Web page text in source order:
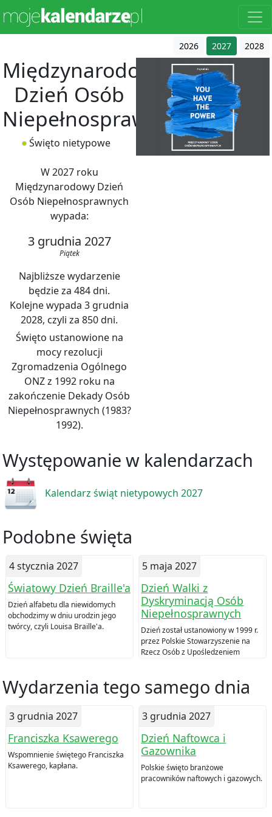
2026 2027 2028
Międzynarodowy
Dzień Osób
Niepełnosprawnych
Święto nietypowe
W 2027 roku
Międzynarodowy Dzień
Osób Niepełnosprawnych
wypada:
3 grudnia 2027
Piątek
Najbliższe wydarzenie
będzie za 484 dni.
Kolejne wypada 3 grudnia
2028, czyli za 850 dni.
Święto ustanowione na
mocy rezolucji
Zgromadzenia Ogólnego
ONZ z 1992 roku na
zakończenie Dekady Osób
Niepełnosprawnych (1983?
1992).
Występowanie w kalendarzach
Kalendarz świąt nietypowych 2027
Podobne święta
4 stycznia 2027
Światowy Dzień Braille'a
Dzień alfabetu dla niewidomych
obchodzimy w dniu urodzin jego
twórcy, czyli Louisa Braille'a.
5 maja 2027
Dzień Walki z
Dyskryminacją Osób
Niepełnosprawnych
Dzień został ustanowiony w 1999 r.
przez Polskie Stowarzyszenie na
Rzecz Osób z Upośledzeniem
Wydarzenia tego samego dnia
3 grudnia 2027
Franciszka Ksawerego
Wspomnienie świętego Franciszka
Ksawerego, kapłana.
3 grudnia 2027
Dzień Naftowca i
Gazownika
Polskie święto branżowe
pracowników naftowych i gazowych.